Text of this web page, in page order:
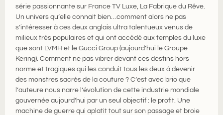
série passionnante sur France TV Luxe, La Fabrique du Rêve.
Un univers qu’elle connait bien…comment alors ne pas
s’intéresser à ces deux anglais ultra talentueux venus de
milieux très populaires et qui ont accédé aux temples du luxe
que sont LVMH et le Gucci Group (aujourd’hui le Groupe
Kering). Comment ne pas vibrer devant ces destins hors
norme et tragiques qui les conduit tous les deux à devenir
des monstres sacrés de la couture ? C’est avec brio que
l’auteure nous narre l’évolution de cette industrie mondiale
gouvernée aujourd’hui par un seul objectif : le profit. Une
machine de guerre qui aplatit tout sur son passage et broie